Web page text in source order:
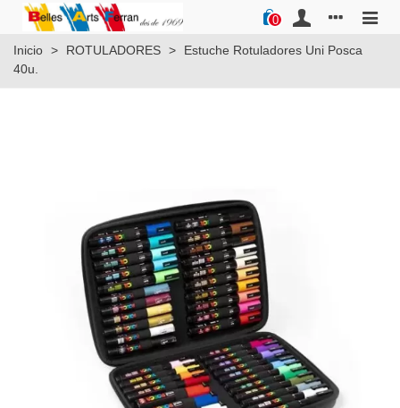
0
Inicio > ROTULADORES >
Estuche Rotuladores Uni Posca
40u.